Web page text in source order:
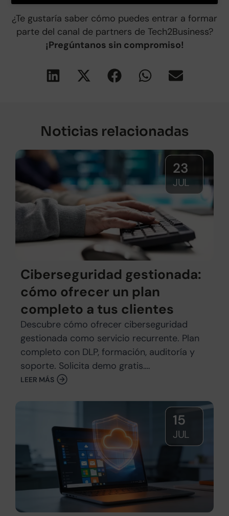
¿Te gustaría saber cómo puedes entrar a formar
parte del canal de partners de Tech2Business?
¡Pregúntanos sin compromiso!
Noticias relacionadas
23
JUL
Ciberseguridad gestionada:
cómo ofrecer un plan
completo a tus clientes
Descubre cómo ofrecer ciberseguridad
gestionada como servicio recurrente. Plan
completo con DLP, formación, auditoría y
soporte. Solicita demo gratis….
LEER MÁS
15
JUL